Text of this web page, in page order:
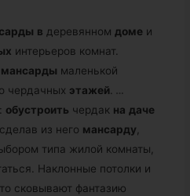
в деревянном доме и
интерьеров комнат.
мансарды маленькой
чердачных этажей. …
обустроить чердак на даче
из него мансарду,
типа жилой комнаты,
Наклонные потолки и
сковывают фантазию